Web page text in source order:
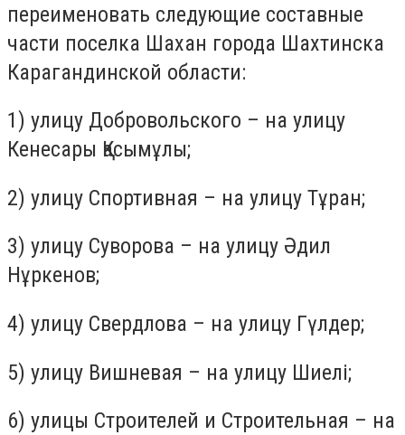
переименовать следующие составные
части поселка Шахан города Шахтинска
Карагандинской области:
1) улицу Добровольского – на улицу
Кенесары Қасымұлы;
2) улицу Спортивная – на улицу Тұран;
3) улицу Суворова – на улицу Әдил
Нұркенов;
4) улицу Свердлова – на улицу Гүлдер;
5) улицу Вишневая – на улицу Шиелі;
6) улицы Строителей и Строительная – на